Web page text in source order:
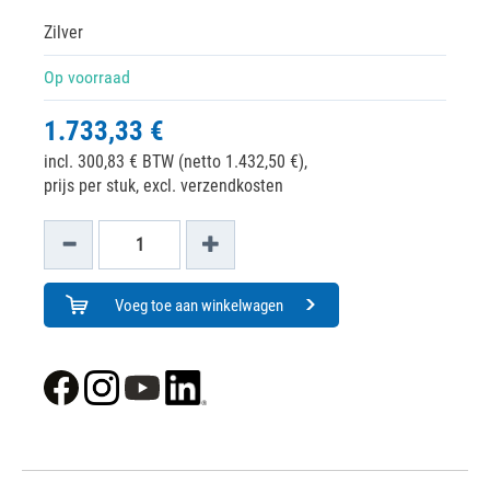
Zilver
Op voorraad
1.733,33 €
incl. 300,83 € BTW (netto 1.432,50 €),
prijs per stuk, excl. verzendkosten
Voeg toe aan winkelwagen